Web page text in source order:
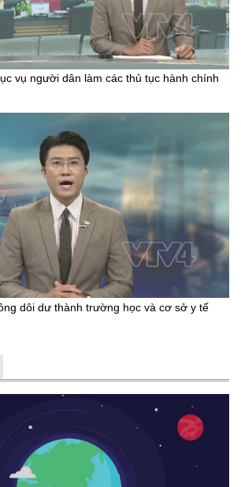
vụ người dân làm các thủ tục hành chính
dôi dư thành trường học và cơ sở y tế